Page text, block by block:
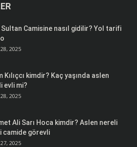
Sultan Camisine nasıl gidilir? Yol tarifi
2025
Kılıçcı kimdir? Kaç yaşında aslen
evli mi?
2025
Ali Sarı Hoca kimdir? Aslen nereli
camide görevli
2025